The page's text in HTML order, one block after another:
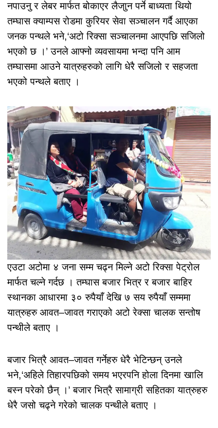
नपाउनु र लेबर मार्फत बोकाएर लैजाुन पर्ने बाध्यता थियो
तम्घास क्याम्पस रोडमा कुरियर सेवा सञ्चालन गर्दै आएका
जनक पन्थले भने,‘अटो रिक्सा सञ्चालनमा आएपछि सजिलो
भएको छ ।’ उनले आफ्नो व्यवसायमा भन्दा पनि आम
तम्घासमा आउने यात्रुहरुको लागि धेरै सजिलो र सहजता
भएको पन्थले बताए ।
एउटा अटोमा ४ जना सम्म चढ्न मिल्ने अटो रिक्सा पेट्रोल
मार्फत चल्ने गर्दछ । तम्घास बजार भित्र र बजार बाहिर
स्थानका आधारमा ३० रुपैयाँ देखि ७ सय रुपैयाँ सम्ममा
यात्रुहरु आवत–जावत गराएको अटो रेक्सा चालक सन्तोष
पन्थीले बताए ।
बजार भित्रै आवत–जावत गर्नेहरु धेरै भेटिन्छन् उनले
भने,‘अहिले तिहारपछिको समय भएरपनि होला दिनमा खालि
बस्न परेको छैन् ।’ बजार भित्रै सामाग्री सहितका यात्रुहरु
धेरै जसो चढ्ने गरेको चालक पन्थीले बताए ।